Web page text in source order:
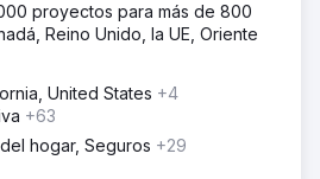
proyectos para más de 800
Reino Unido, la UE, Oriente
United States +4
+63
hogar, Seguros +29